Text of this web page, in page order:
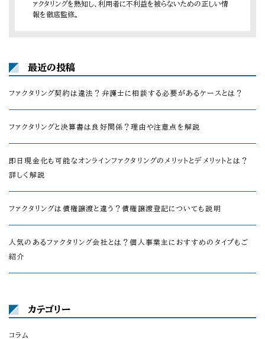
ァクタリングを熟知し、利用者に不利益を被らないための正しい情
報を徹底監修。
最近の投稿
ファクタリング契約は違法？弁護士に相談する必要があるケースとは？
ファクタリングと決算書は良好関係？理由や注意点を解説
即日現金化も可能なオンラインファクタリングのメリットとデメリットとは？
詳しく解説
ファクタリングは債権譲渡と違う？債権譲渡登記についても説明
人気のあるファクタリング会社とは？個人事業主におすすめのタイプもご
紹介
カテゴリー
コラム